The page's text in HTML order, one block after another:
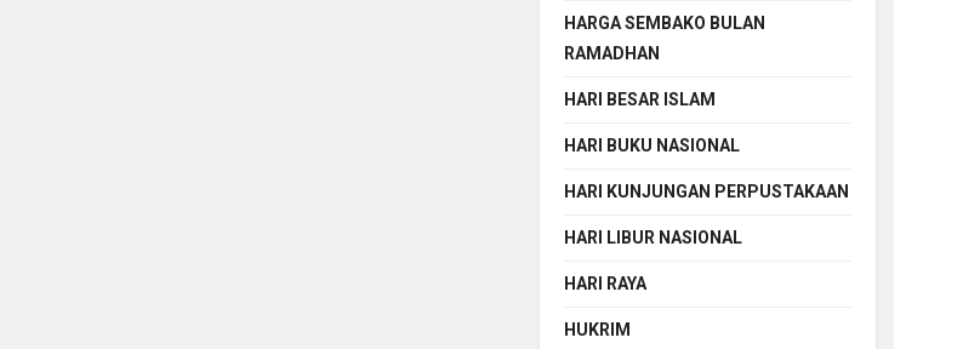
HARGA SEMBAKO BULAN
RAMADHAN
HARI BESAR ISLAM
HARI BUKU NASIONAL
HARI KUNJUNGAN PERPUSTAKAAN
HARI LIBUR NASIONAL
HARI RAYA
HUKRIM